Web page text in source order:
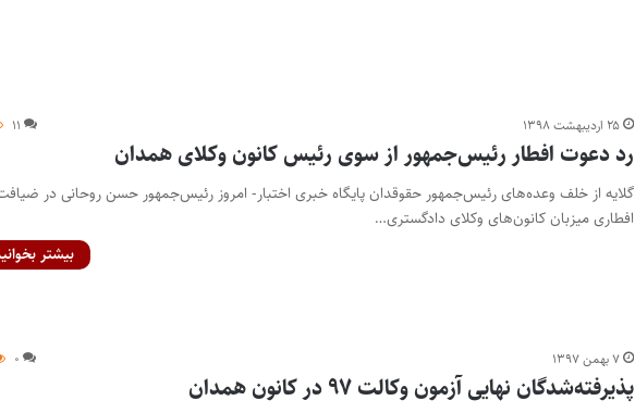
۲۵ اردیبهشت ۱۳۹۸ ۱۱
رد دعوت افطار رئیس‌جمهور از سوی رئیس کانون وکلای همدان
گلایه از خلف وعده‌های رئیس‌جمهور حقوقدان پایگاه خبری اختبار- امروز رئیس‌جمهور حسن روحانی در
افطاری میزبان کانون‌های وکلای دادگستری…
بیشتر
۷ بهمن ۱۳۹۷ ۰
پذیرفته‌شدگان نهایی آزمون وکالت ۹۷ در کانون همدان